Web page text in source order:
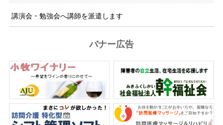
講演会・勉強会へ講師を派遣します
バナー広告